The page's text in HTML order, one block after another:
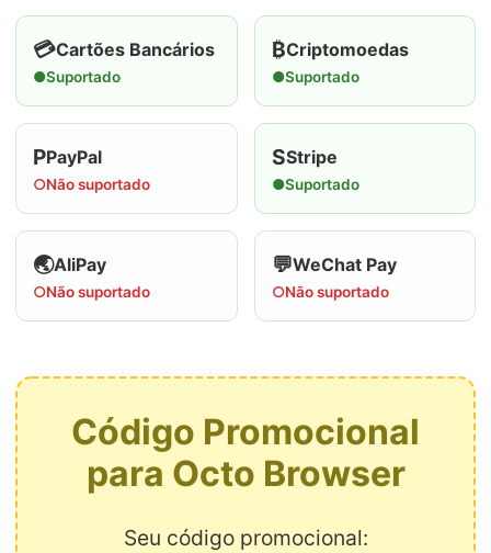
💳Cartões Bancários
●Suportado
₿Criptomoedas
●Suportado
PPayPal
○Não suportado
SStripe
●Suportado
🌏AliPay
○Não suportado
💬WeChat Pay
○Não suportado
Código Promocional
para Octo Browser
Seu código promocional: